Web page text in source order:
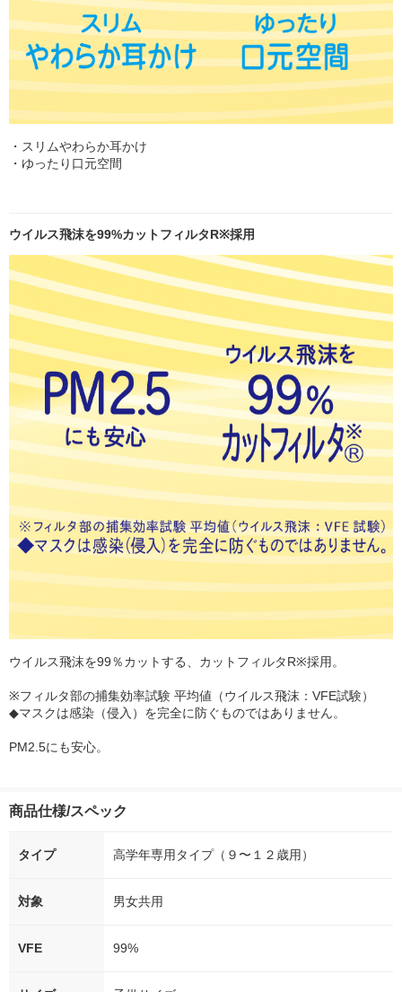
・スリムやわらか耳かけ
・ゆったり口元空間
ウイルス飛沫を99%カットフィルタR※採用
ウイルス飛沫を99％カットする、カットフィルタR※採用。
※フィルタ部の捕集効率試験 平均値（ウイルス飛沫：VFE試験）
◆マスクは感染（侵入）を完全に防ぐものではありません。
PM2.5にも安心。
商品仕様/スペック
タイプ 高学年専用タイプ（９〜１２歳用）
対象 男女共用
VFE 99%